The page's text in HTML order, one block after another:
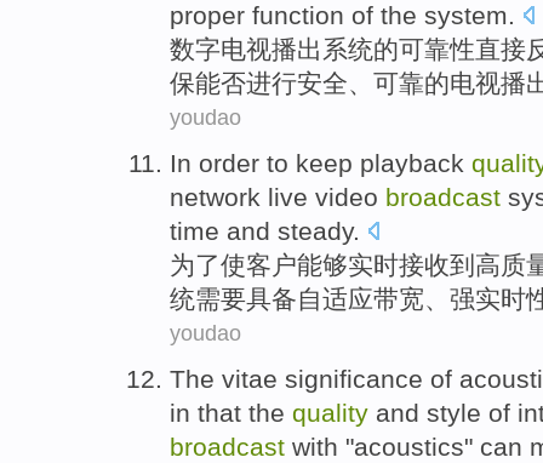
proper function of the system.
数字电视播出 系统的可靠性直接
保能否进行安全、可靠的电视播
youdao
In order to keep playback
network live video broadcast
time and steady.
为了使客户能够实时接收到 高质
统需要具备自适应带宽、 强实时
youdao
The vitae significance of
in that the quality and style of
broadcast with "acoustics" can